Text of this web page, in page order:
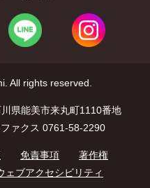
All rights reserved.
県能美市来丸町1110番地
ファクス 0761-58-2290
免責事項
著作権
ェブアクセシビリティ